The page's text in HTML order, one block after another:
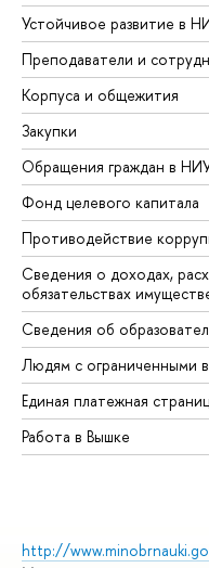
Устойчивое развитие в
Преподаватели и
Корпуса и общежития
Закупки
Обращения граждан в
Фонд целевого капитала
Противодействие
Сведения о доходах,
обязательствах
Сведения об
Людям с ограниченными
Единая платежная
Работа в Вышке
http://